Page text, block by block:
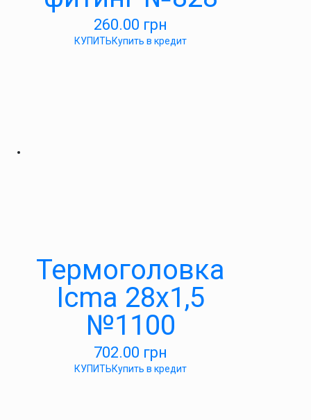
260.00 грн
КУПИТЬКупить в кредит
Термоголовка
Icma 28х1,5
№1100
702.00 грн
КУПИТЬКупить в кредит